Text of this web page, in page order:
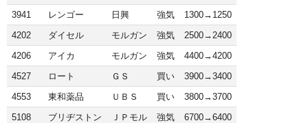
3941
レンゴー 日興 強気
1300→1250
4202
ダイセル モルガン 強気
2500→2400
4206
アイカ モルガン 強気
4400→4200
4527
ロート ＧＳ 買い
3900→3400
4553
東和薬品 ＵＢＳ 買い
3800→3700
5108
ブリヂストン ＪＰモル 強気
6700→6400